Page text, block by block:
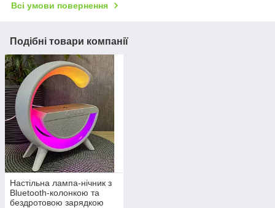
Всі умови повернення
Подібні товари компанії
Настільна лампа-нічник з
Bluetooth-колонкою та
бездротовою зарядкою